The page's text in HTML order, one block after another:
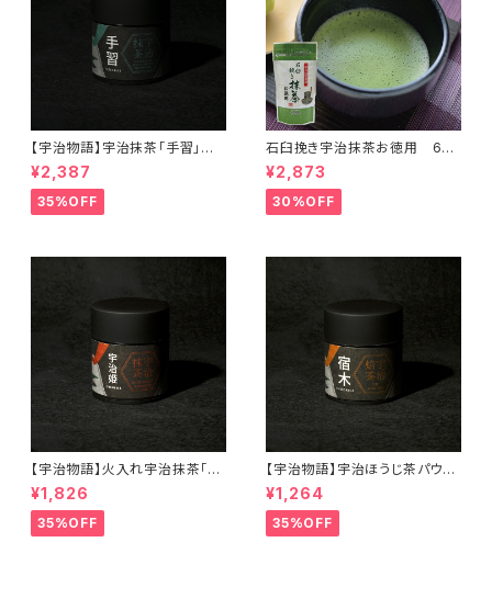
【宇治物語】宇治抹茶「手習」～
おくみどりシングルオリジン＜在
庫一掃セール！＞
¥2,387
35%OFF
石臼挽き宇治抹茶お徳用 60
ｇ＜在庫一掃セール！＞
¥2,873
30%OFF
【宇治物語】火入れ宇治抹茶「宇
治姫」＜在庫一掃セール！＞
¥1,826
35%OFF
【宇治物語】宇治ほうじ茶パウダ
ー「宿木」＜在庫一掃セール！＞
¥1,264
35%OFF